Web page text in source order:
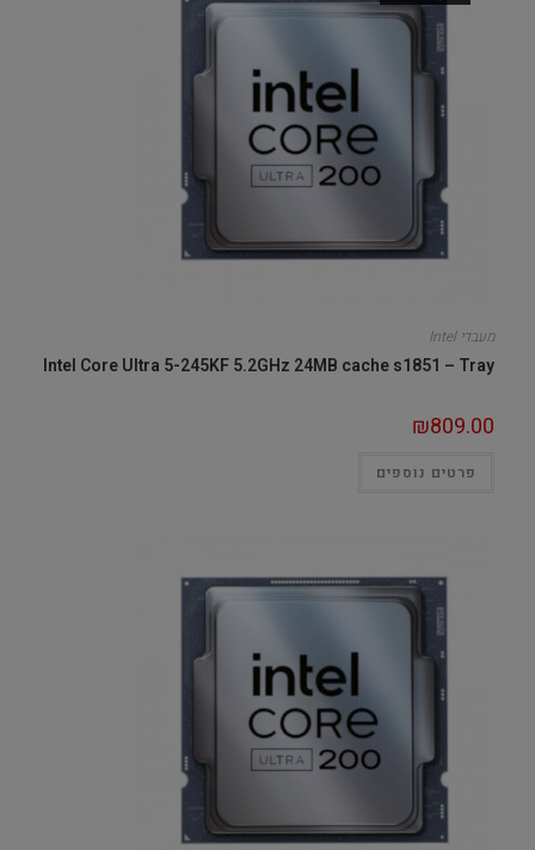
מעבדי Intel
Intel Core Ultra 5-245KF 5.2GHz 24MB cache s1851 – Tray
₪809.00
פרטים נוספים